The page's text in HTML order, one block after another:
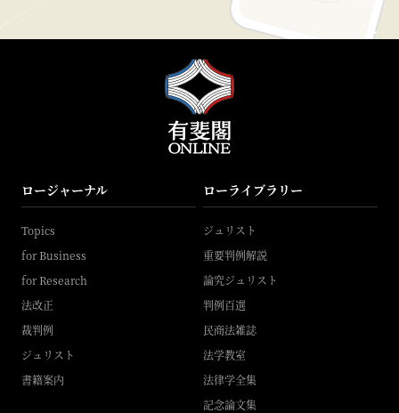
ロージャーナル
Topics
for Business
for Research
法改正
裁判例
ジュリスト
書籍案内
ローライブラリー
ジュリスト
重要判例解説
論究ジュリスト
判例百選
民商法雑誌
法学教室
法律学全集
記念論文集